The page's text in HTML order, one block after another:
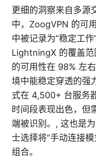
更细的洞察来自多源
中，ZoogVPN 的可
中被记录为“稳定工作
LightningX 的覆盖
的可用性在 98% 左
境中能稳定穿透的强
式在 4,500+ 台服务
时间段表现出色，但
端被识别。, 这也是
士选择将“手动连接
组合。